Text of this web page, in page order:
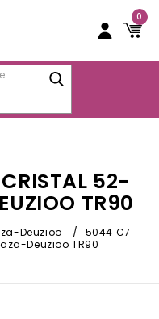
0
52-
TR90
Deuzioo /
5044 C7
Deuzioo TR90